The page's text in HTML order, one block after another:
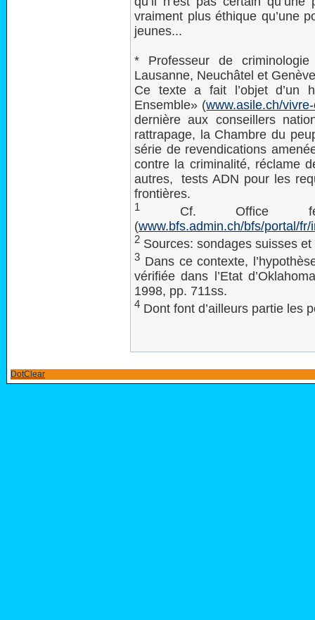
vraiment plus éthique qu’une
jeunes...
* Professeur de
Lausanne, Neuchâtel et
Ce texte a fait l’objet d’un
Ensemble» (www.asile.ch/
dernière aux conseillers
rattrapage, la Chambre du
série de revendications
contre la criminalité, réclame
autres, tests ADN pour les
frontières.
1
Cf. Office
(www.bfs.admin.ch/bfs/portal/fr/
2 Sources: sondages suisses
3 Dans ce contexte,
vérifiée dans l’Etat
1998, pp. 711ss.
4 Dont font d’ailleurs partie les
DotClear